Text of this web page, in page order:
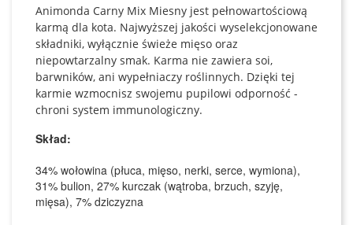
Animonda Carny Mix Miesny jest pełnowartościową
karmą dla kota. Najwyższej jakości wyselekcjonowane
składniki, wyłącznie świeże mięso oraz
niepowtarzalny smak. Karma nie zawiera soi,
barwników, ani wypełniaczy roślinnych. Dzięki tej
karmie wzmocnisz swojemu pupilowi odporność -
chroni system immunologiczny.
Skład:
34% wołowina (płuca, mięso, nerki, serce, wymiona),
31% bulion, 27% kurczak (wątroba, brzuch, szyję,
mięsa), 7% dziczyzna